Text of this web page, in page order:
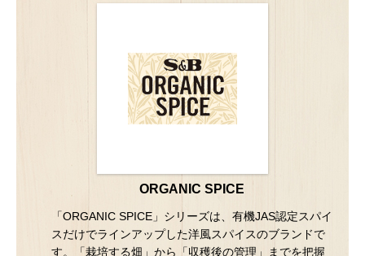
ORGANIC SPICE
「ORGANIC SPICE」シリーズは、有機JAS認定スパイ
スだけでラインアップした洋風スパイスのブランドで
す。「栽培する畑」から「収穫後の管理」までを把握